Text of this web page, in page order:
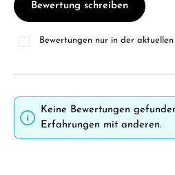
Bewertung schreiben
Bewertungen nur in der
Keine Bewertungen
Erfahrungen mit anderen.